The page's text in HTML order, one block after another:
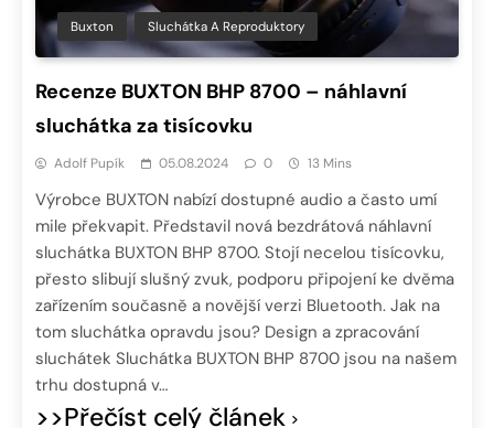
Buxton Sluchátka A Reproduktory
Recenze BUXTON BHP 8700 – náhlavní
sluchátka za tisícovku
Adolf Pupík 05.08.2024 0 13 Mins
Výrobce BUXTON nabízí dostupné audio a často umí
mile překvapit. Představil nová bezdrátová náhlavní
sluchátka BUXTON BHP 8700. Stojí necelou tisícovku,
přesto slibují slušný zvuk, podporu připojení ke dvěma
zařízením současně a novější verzi Bluetooth. Jak na
tom sluchátka opravdu jsou? Design a zpracování
sluchátek Sluchátka BUXTON BHP 8700 jsou na našem
trhu dostupná v…
>>Přečíst celý článek